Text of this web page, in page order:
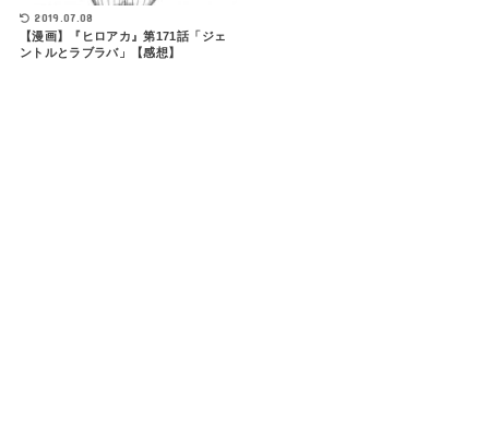
2019.07.08
【漫画】『ヒロアカ』第171話「ジェ
ントルとラブラバ」【感想】